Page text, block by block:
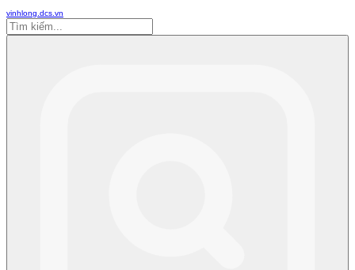
vinhlong.dcs.vn